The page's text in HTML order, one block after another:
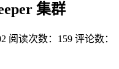
集群
阅读次数： 159 评论数：